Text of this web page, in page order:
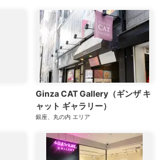
Ginza CAT Gallery（ギンザ キ
ャット ギャラリー）
銀座、丸の内 エリア